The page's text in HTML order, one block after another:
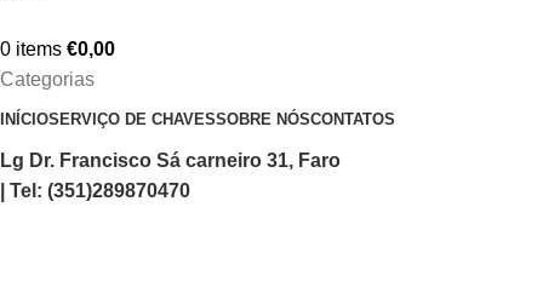
0 items €0,00
Categorias
INÍCIOSERVIÇO DE CHAVESSOBRE NÓSCONTATOS
Lg Dr. Francisco Sá carneiro 31, Faro
| Tel: (351)289870470